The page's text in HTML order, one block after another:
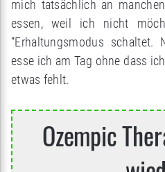
mich tatsächlich an
essen, weil ich nicht
“Erhaltungsmodus
esse ich am Tag ohne dass
etwas fehlt.
Ozempic